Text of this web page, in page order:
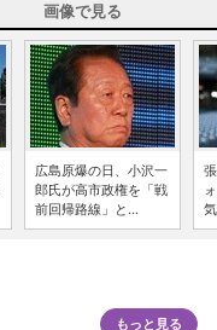
画像で見る
広島原爆の日、小沢一
郎氏が高市政権を「戦
前回帰路線」と...
もっと見る